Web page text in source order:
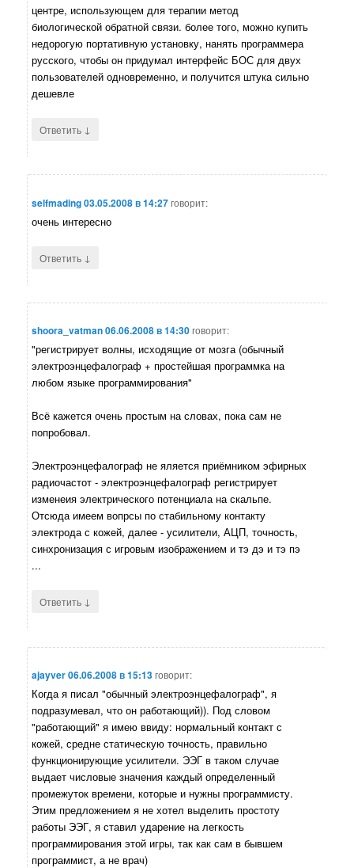
центре, использующем для терапии метод
биологической обратной связи. более того, можно купить
недорогую портативную установку, нанять программера
русского, чтобы он придумал интерфейс БОС для двух
пользователей одновременно, и получится штука сильно
дешевле
Ответить ↓
selfmading03.05.2008 в 14:27говорит:
очень интересно
Ответить ↓
shoora_vatman06.06.2008 в 14:30говорит:
"регистрирует волны, исходящие от мозга (обычный
электроэнцефалограф + простейшая программка на
любом языке программирования"
Всё кажется очень простым на словах, пока сам не
попробовал.
Электроэнцефалограф не яляется приёмником эфирных
радиочастот - электроэнцефалограф регистрирует
изменеия электрического потенциала на скальпе.
Отсюда имеем вопрсы по стабильному контакту
электрода с кожей, далее - усилители, АЦП, точность,
синхронизация с игровым изображением и тэ дэ и тэ пэ
...
Ответить ↓
ajayver06.06.2008 в 15:13говорит:
Когда я писал "обычный электроэнцефалограф", я
подразумевал, что он работающий)). Под словом
"работающий" я имею ввиду: нормальный контакт с
кожей, средне статическую точность, правильно
функционирующие усилители. ЭЭГ в таком случае
выдает числовые значения каждый определенный
промежуток времени, которые и нужны программисту.
Этим предложением я не хотел выделить простоту
работы ЭЭГ, я ставил ударение на легкость
программирования этой игры, так как сам в бывшем
программист, а не врач)